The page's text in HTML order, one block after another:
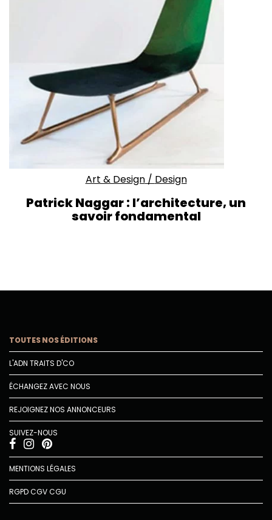
Art & Design/ Design
Patrick Naggar : l’architecture, un
savoir fondamental
TOUTES NOS ÉDITIONS
L'ADN TRAITS D'CO
ÉCHANGEZ AVEC NOUS
REJOIGNEZ NOS ANNONCEURS
SUIVEZ-NOUS
MENTIONS LÉGALES
RGPDCGVCGU